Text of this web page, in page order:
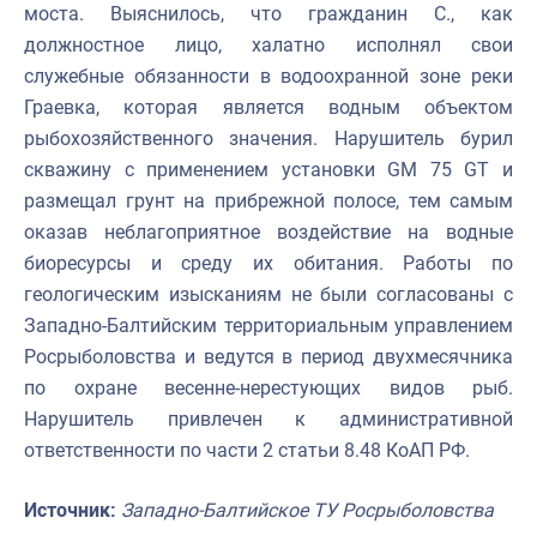
моста. Выяснилось, что гражданин С., как
должностное лицо, халатно исполнял свои
служебные обязанности в водоохранной зоне реки
Граевка, которая является водным объектом
рыбохозяйственного значения. Нарушитель бурил
скважину с применением установки GM 75 GТ и
размещал грунт на прибрежной полосе, тем самым
оказав неблагоприятное воздействие на водные
биоресурсы и среду их обитания. Работы по
геологическим изысканиям не были согласованы с
Западно-Балтийским территориальным управлением
Росрыболовства и ведутся в период двухмесячника
по охране весенне-нерестующих видов рыб.
Нарушитель привлечен к административной
ответственности по части 2 статьи 8.48 КоАП РФ.
Источник: Западно-Балтийское ТУ Росрыболовства